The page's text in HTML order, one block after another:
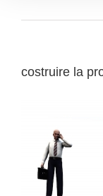
costruire la